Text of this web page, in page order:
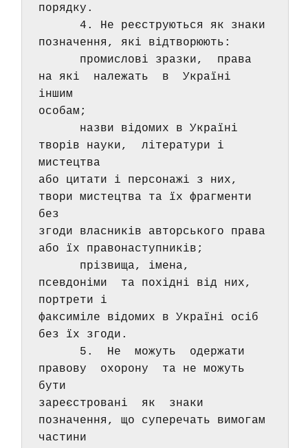
порядку.
позначення, які відтворюють:
на які  належать  в  Україні
іншим
особам;
творів науки,  літератури і
мистецтва
або цитати і персонажі з них,
твори мистецтва та їх фрагменти
без
згоди власників авторського права
або їх правонаступників;
псевдоніми  та похідні від них,
портрети і
факсиміле відомих в Україні осіб
без їх згоди.
правову  охорону  та не можуть
бути
зареєстровані  як  знаки
позначення, що суперечать вимогам
частини